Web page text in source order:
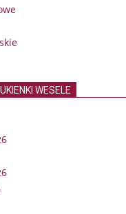
WESELE